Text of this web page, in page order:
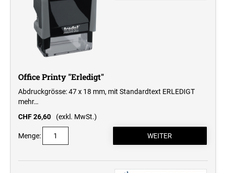
Office Printy "Erledigt"
Abdruckgrösse: 47 x 18 mm, mit Standardtext ERLEDIGT
mehr…
CHF 26,60
(exkl. MwSt.)
Menge: